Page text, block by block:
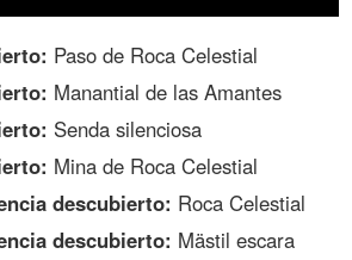
Paso de Roca Celestial
Manantial de las Amantes
Senda silenciosa
Mina de Roca Celestial
descubierto: Roca Celestial
descubierto: Mästil escara